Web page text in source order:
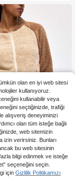
Rest Era
için Kontrast Renk
Açık Raglan Kollu T
olan en iyi web sitesi
kullanıyoruz.
kullanabilir veya
seçtiğinizde, trafiği
alışveriş deneyiminizi
olan tüm isteğe bağlı
web sitemizin
izin verirsiniz. Bunları
bu web sitesinin
bilgi edinmek ve isteğe
seçeneğini seçin.
için Gizlilik Politikamızı